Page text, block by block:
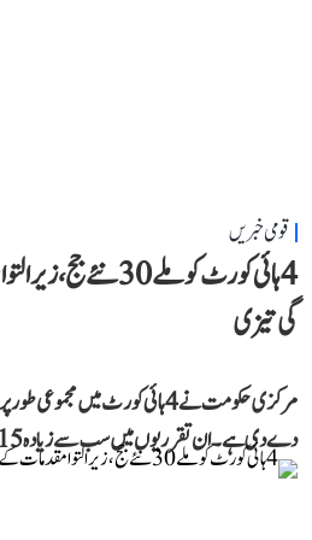
قومی خبریں
4 ہائی کورٹ کو ملے
گی تیزی
دے دی ہے۔ ان تقرریوں میں سب سے زیادہ 15 جج مدراس ہائی کورٹ کو ملے ہیں۔